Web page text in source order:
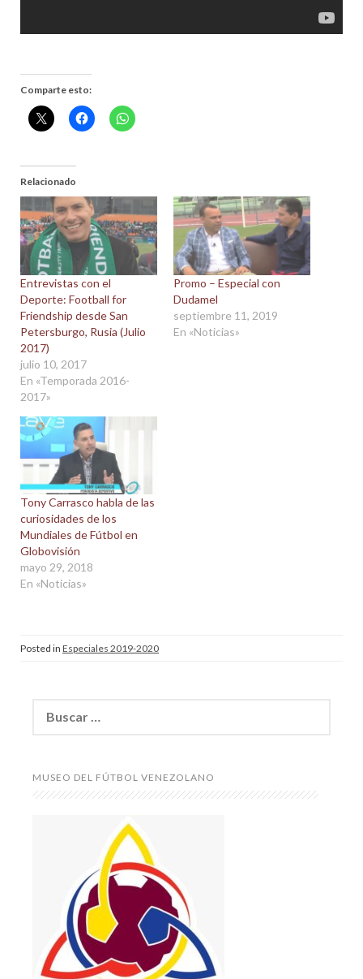
Comparte esto:
Relacionado
Entrevistas con el
Deporte: Football for
Friendship desde San
Petersburgo, Rusia (Julio
2017)
julio 10, 2017
En «Temporada 2016-
2017»
Promo – Especial con
Dudamel
septiembre 11, 2019
En «Noticias»
Tony Carrasco habla de las
curiosidades de los
Mundiales de Fútbol en
Globovisión
mayo 29, 2018
En «Noticias»
Posted in Especiales 2019-2020
MUSEO DEL FÚTBOL VENEZOLANO